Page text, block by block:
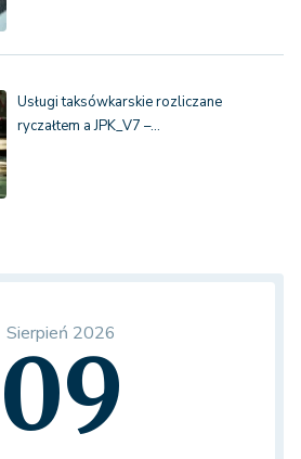
Usługi taksówkarskie rozliczane
ryczałtem a JPK_V7 –…
Sierpień 2026
09